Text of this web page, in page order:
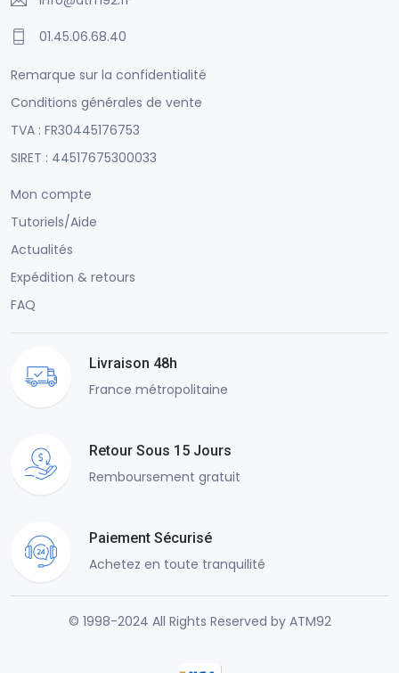
01.45.06.68.40
Remarque sur la confidentialité
Conditions générales de vente
TVA : FR30445176753
SIRET : 44517675300033
Mon compte
Tutoriels/Aide
Actualités
Expédition & retours
FAQ
Livraison 48h
France métropolitaine
Retour Sous 15 Jours
Remboursement gratuit
Paiement Sécurisé
Achetez en toute tranquilité
© 1998-2024 All Rights Reserved by ATM92